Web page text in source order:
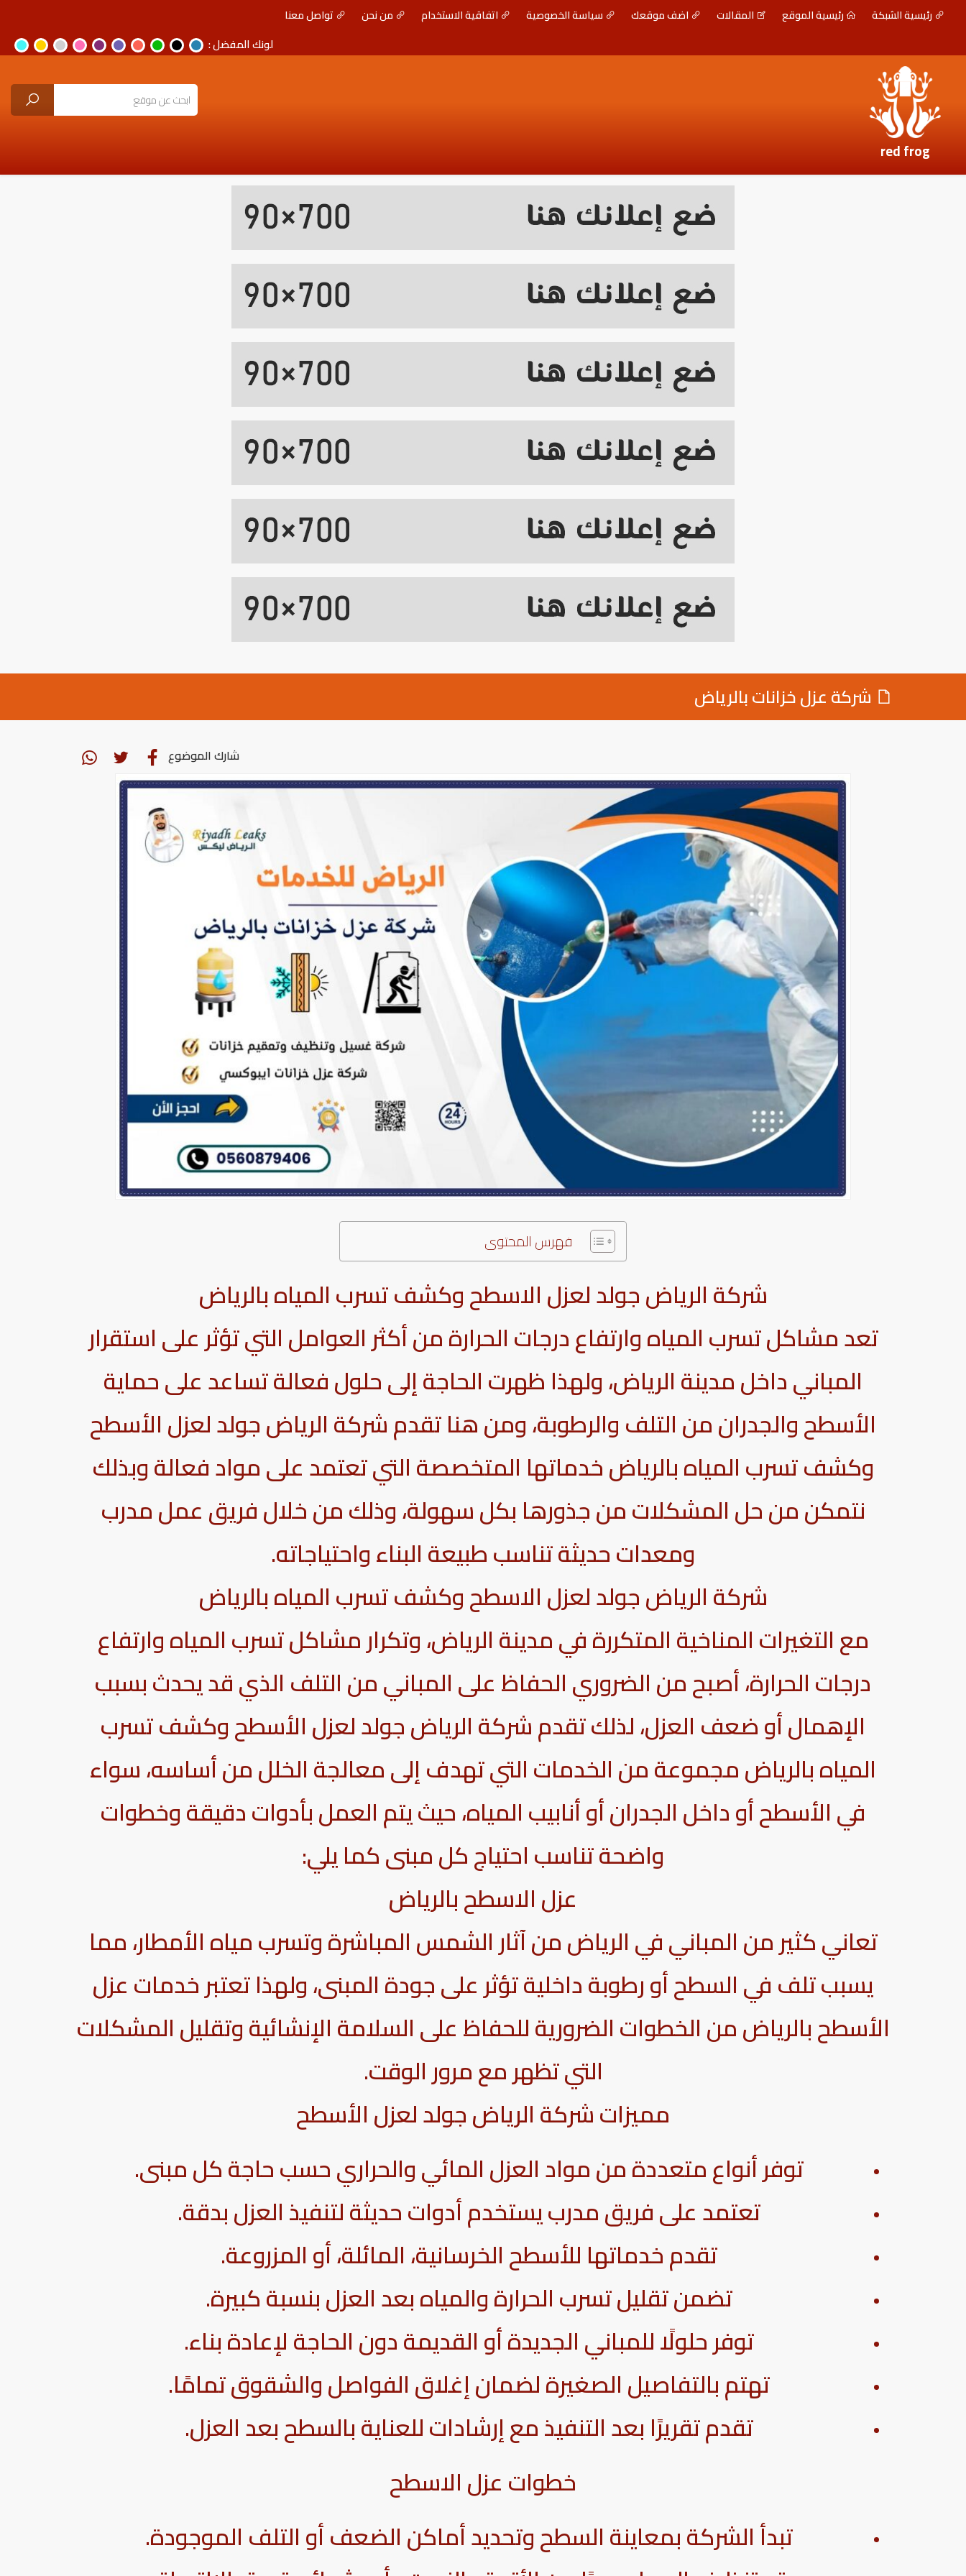
رئيسية الشبكة رئيسية الموقع المقالات اضف موقعك سياسة الخصوصية اتفاقية الاستخدام من نحن تواصل معنا
لونك المفضل :
red frog
شركة عزل خزانات بالرياض
شارك الموضوع
فهرس المحتوى
شركة الرياض جولد لعزل الاسطح وكشف تسرب المياه بالرياض
تعد مشاكل تسرب المياه وارتفاع درجات الحرارة من أكثر العوامل التي تؤثر على استقرار
المباني داخل مدينة الرياض، ولهذا ظهرت الحاجة إلى حلول فعالة تساعد على حماية
الأسطح والجدران من التلف والرطوبة، ومن هنا تقدم شركة الرياض جولد لعزل الأسطح
وكشف تسرب المياه بالرياض خدماتها المتخصصة التي تعتمد على مواد فعالة وبذلك
نتمكن من حل المشكلات من جذورها بكل سهولة، وذلك من خلال فريق عمل مدرب
ومعدات حديثة تناسب طبيعة البناء واحتياجاته.
شركة الرياض جولد لعزل الاسطح وكشف تسرب المياه بالرياض
مع التغيرات المناخية المتكررة في مدينة الرياض، وتكرار مشاكل تسرب المياه وارتفاع
درجات الحرارة، أصبح من الضروري الحفاظ على المباني من التلف الذي قد يحدث بسبب
الإهمال أو ضعف العزل، لذلك تقدم شركة الرياض جولد لعزل الأسطح وكشف تسرب
المياه بالرياض مجموعة من الخدمات التي تهدف إلى معالجة الخلل من أساسه، سواء
في الأسطح أو داخل الجدران أو أنابيب المياه، حيث يتم العمل بأدوات دقيقة وخطوات
واضحة تناسب احتياج كل مبنى كما يلي:
عزل الاسطح بالرياض
تعاني كثير من المباني في الرياض من آثار الشمس المباشرة وتسرب مياه الأمطار، مما
يسبب تلف في السطح أو رطوبة داخلية تؤثر على جودة المبنى، ولهذا تعتبر خدمات عزل
الأسطح بالرياض من الخطوات الضرورية للحفاظ على السلامة الإنشائية وتقليل المشكلات
التي تظهر مع مرور الوقت.
مميزات شركة الرياض جولد لعزل الأسطح
توفر أنواع متعددة من مواد العزل المائي والحراري حسب حاجة كل مبنى.
تعتمد على فريق مدرب يستخدم أدوات حديثة لتنفيذ العزل بدقة.
تقدم خدماتها للأسطح الخرسانية، المائلة، أو المزروعة.
تضمن تقليل تسرب الحرارة والمياه بعد العزل بنسبة كبيرة.
توفر حلولًا للمباني الجديدة أو القديمة دون الحاجة لإعادة بناء.
تهتم بالتفاصيل الصغيرة لضمان إغلاق الفواصل والشقوق تمامًا.
تقدم تقريرًا بعد التنفيذ مع إرشادات للعناية بالسطح بعد العزل.
خطوات عزل الاسطح
تبدأ الشركة بمعاينة السطح وتحديد أماكن الضعف أو التلف الموجودة.